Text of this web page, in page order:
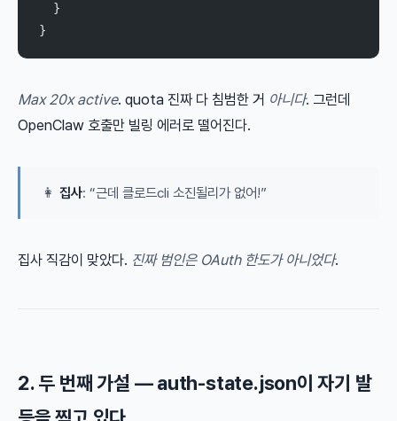
  }
}
Max 20x active. quota 진짜 다 침범한 거 아니다. 그런데
OpenClaw 호출만 빌링 에러로 떨어진다.
👩 집사: “근데 클로드cli 소진될리가 없어!”
집사 직감이 맞았다. 진짜 범인은 OAuth 한도가 아니었다.
2. 두 번째 가설 — auth-state.json이 자기 발